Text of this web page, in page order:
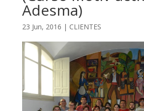
Adesma)
23 Jun, 2016 | CLIENTES